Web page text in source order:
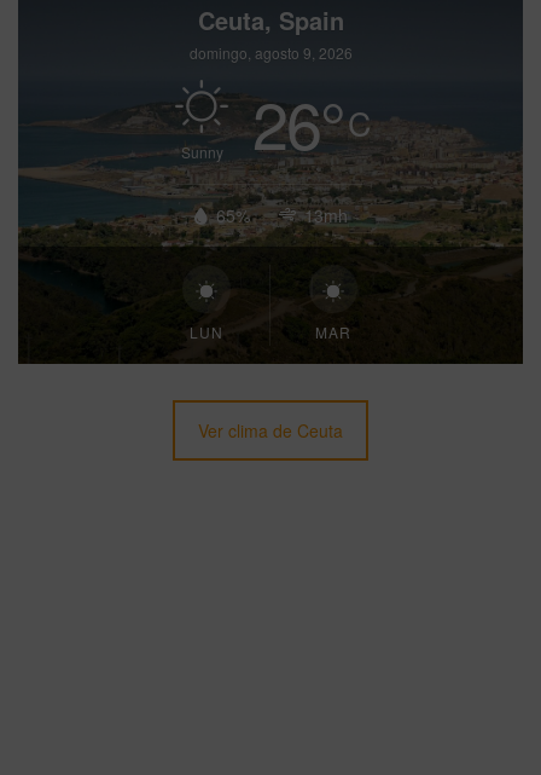
Ceuta, Spain
domingo, agosto 9, 2026
Sunny 26°C
65% 13mh
LUN MAR
Ver clima de Ceuta